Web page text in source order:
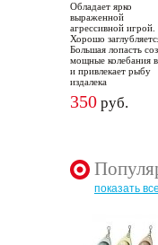
Обладает ярко
выраженной
агрессивной игрой.
Хорошо
Большая лопасть
мощные колебания
и привлекает рыбу
издалека
350 руб.
показать